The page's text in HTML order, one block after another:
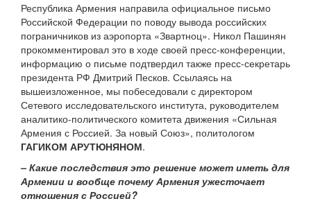
Республика Армения направила официальное письмо
Российской Федерации по поводу вывода российских
пограничников из аэропорта «Звартноц». Никол Пашинян
прокомментировал это в ходе своей пресс-конференции,
информацию о письме подтвердил также пресс-секретарь
президента РФ Дмитрий Песков. Ссылаясь на
вышеизложенное, мы побеседовали с директором
Сетевого исследовательского института, руководителем
аналитико-политического комитета движения «Сильная
Армения с Россией. За новый Союз», политологом
ГАГИКОМ АРУТЮНЯНОМ.
– Какие последствия это решение может иметь для
Армении и вообще почему Армения ужесточает
отношения с Россией?